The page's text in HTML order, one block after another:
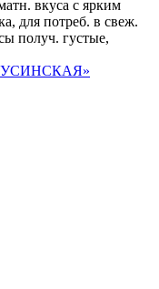
вкуса с ярким
для потреб. в свеж.
получ. густые,